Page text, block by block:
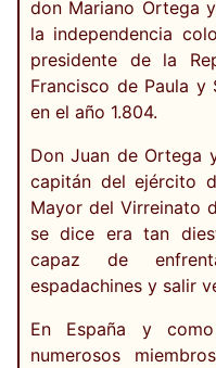
don Mariano Ortega
la independencia
presidente de la
Francisco de Paula y
en el año 1.804.
Don Juan de Ortega
capitán del ejército
Mayor del Virreinato
se dice era tan
capaz de
espadachines y salir
En España y
numerosos